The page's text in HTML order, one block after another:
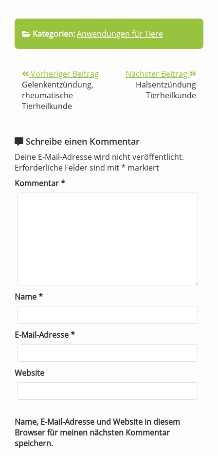
Kategorien:Anwendungen für Tiere
Vorheriger Beitrag
Gelenkentzündung,
rheumatische
Tierheilkunde
Nächster Beitrag
Halsentzündung
Tierheilkunde
Schreibe einen Kommentar
Deine E-Mail-Adresse wird nicht veröffentlicht.
Erforderliche Felder sind mit* markiert
Kommentar*
Name*
E-Mail-Adresse*
Website
Name, E-Mail-Adresse und Website in diesem
Browser für meinen nächsten Kommentar
speichern.